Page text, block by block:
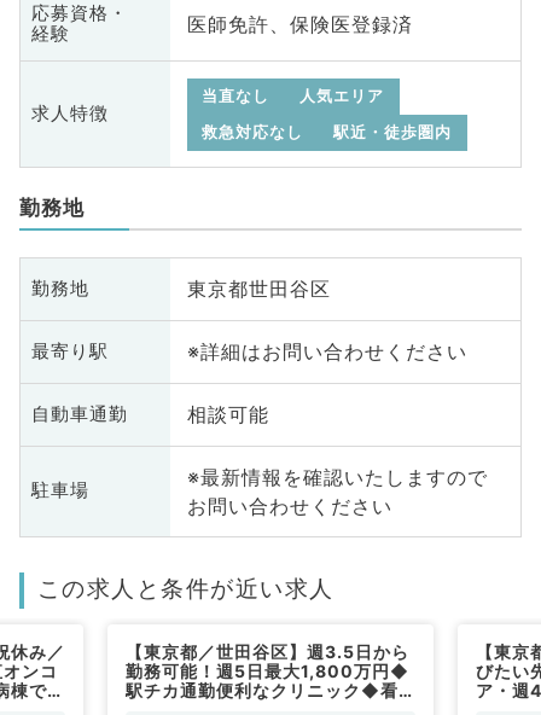
応募資格・
経験
医師免許、保険医登録済
求人特徴
当直なし
人気エリア
救急対応なし
駅近・徒歩圏内
勤務地
勤務地 東京都世田谷区
最寄り駅 ※詳細はお問い合わせください
自動車通勤 相談可能
駐車場
※最新情報を確認いたしますので
お問い合わせください
この求人と条件が近い求人
休み／
ンコ
棟での
【東京都／世田谷区】週3.5日から
勤務可能！週5日最大1,800万円◆
駅チカ通勤便利なクリニック◆看
【東
びたい
ア・週